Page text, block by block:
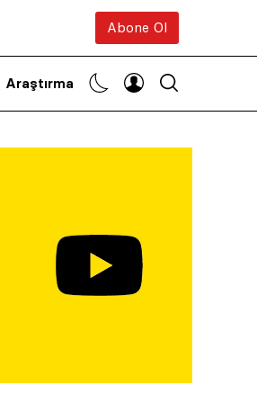
Abone Ol
Araştırma